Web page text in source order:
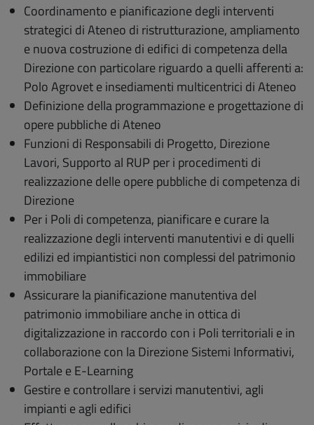
Coordinamento e pianificazione degli interventi
strategici di Ateneo di ristrutturazione, ampliamento
e nuova costruzione di edifici di competenza della
Direzione con particolare riguardo a quelli afferenti a:
Polo Agrovet e insediamenti multicentrici di Ateneo
Definizione della programmazione e progettazione di
opere pubbliche di Ateneo
Funzioni di Responsabili di Progetto, Direzione
Lavori, Supporto al RUP per i procedimenti di
realizzazione delle opere pubbliche di competenza di
Direzione
Per i Poli di competenza, pianificare e curare la
realizzazione degli interventi manutentivi e di quelli
edilizi ed impiantistici non complessi del patrimonio
immobiliare
Assicurare la pianificazione manutentiva del
patrimonio immobiliare anche in ottica di
digitalizzazione in raccordo con i Poli territoriali e in
collaborazione con la Direzione Sistemi Informativi,
Portale e E-Learning
Gestire e controllare i servizi manutentivi, agli
impianti e agli edifici